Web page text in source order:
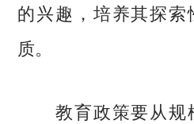
的兴趣，培养其探
质。
教育政策要从规